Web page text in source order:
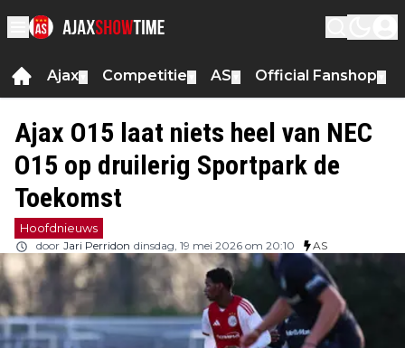
Ajax Competitie AS Official Fanshop
Ajax O15 laat niets heel van NEC
O15 op druilerig Sportpark de
Toekomst
Hoofdnieuws
door Jari Perridon dinsdag, 19 mei 2026 om 20:10 AS